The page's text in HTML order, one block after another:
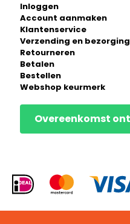
Inloggen
Account aanmaken
Klantenservice
Verzending en bezorging
Retourneren
Betalen
Bestellen
Webshop keurmerk
Overeenkomst